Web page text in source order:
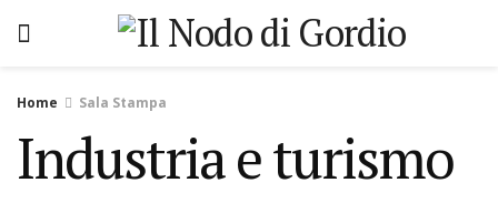
Home Sala Stampa
Industria e turismo